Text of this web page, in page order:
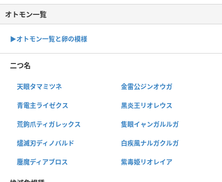
オトモン一覧
▶︎オトモン一覧と卵の模様
二つ名
天眼タマミツネ 金雷公ジンオウガ
青電主ライゼクス 黒炎王リオレウス
荒鉤爪ティガレックス 隻眼イャンガルルガ
燼滅刃ディノバルド 白疾風ナルガクルガ
鏖魔ディアブロス 紫毒姫リオレイア